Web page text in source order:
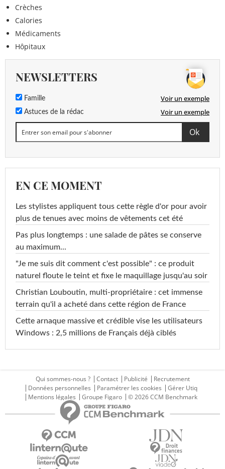
Crèches
Calories
Médicaments
Hôpitaux
NEWSLETTERS
Famille Voir un exemple
Astuces de la rédac Voir un exemple
EN CE MOMENT
Les stylistes appliquent tous cette règle d'or pour avoir
plus de tenues avec moins de vêtements cet été
Pas plus longtemps : une salade de pâtes se conserve
au maximum...
"Je me suis dit comment c'est possible" : ce produit
naturel floute le teint et fixe le maquillage jusqu'au soir
Christian Louboutin, multi-propriétaire : cet immense
terrain qu'il a acheté dans cette région de France
Cette arnaque massive et crédible vise les utilisateurs
Windows : 2,5 millions de Français déjà ciblés
Qui sommes-nous ? Contact Publicité
Recrutement
Données personnelles
Paramétrer les cookies
Gérer Utiq
Mentions légales
Groupe Figaro © 2026 CCM Benchmark